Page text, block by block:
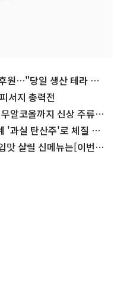
원…"당일 생산 테라 선
서지 총력전
알코올까지 신상 주류
'과실 탄산주'로 체질 개
살릴 신메뉴는[이번주